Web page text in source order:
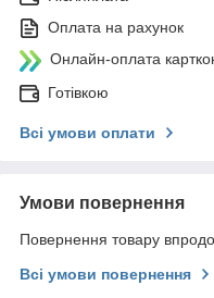
Оплата на рахунок
Онлайн-оплата
Готівкою
Всі умови оплати
Умови повернення
Повернення товару
Всі умови повернення